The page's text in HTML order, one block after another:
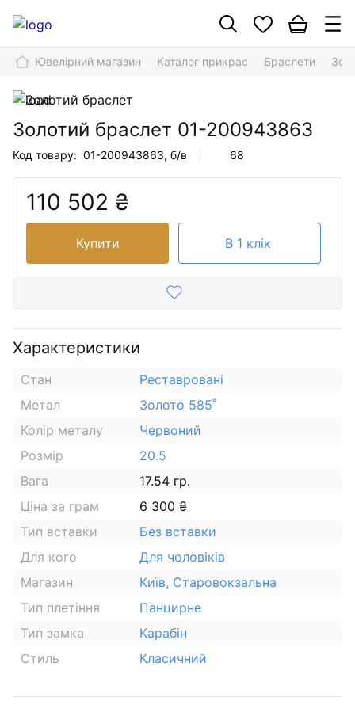
Ювелірний магазин Каталог прикрас Браслети
Золотий браслет 01-200943863
Код товару: 01-200943863, б/в 68
110 502 ₴
Купити В 1 клік
Характеристики
Стан
Реставровані
Метал
Золото 585˚
Колір металу
Червоний
Розмір
20.5
Вага
17.54 гр.
Ціна за грам
6 300 ₴
Тип вставки
Без вставки
Для кого
Для чоловіків
Магазин
Київ, Старовокзальна
Тип плетіння
Панцирне
Тип замка
Карабін
Стиль
Класичний